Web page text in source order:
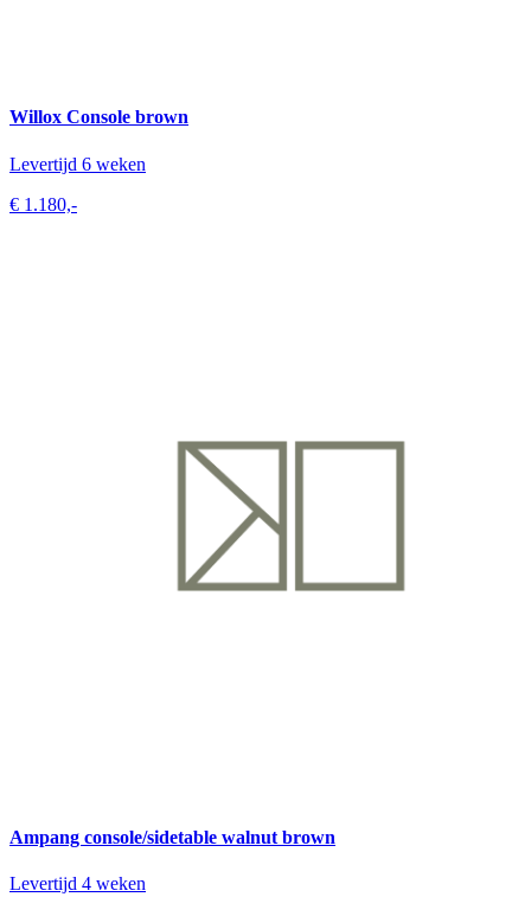
Willox Console brown
Levertijd 6 weken
€ 1.180,-
Ampang console/sidetable walnut brown
Levertijd 4 weken